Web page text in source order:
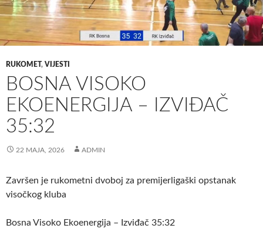
RUKOMET, VIJESTI
BOSNA VISOKO
EKOENERGIJA – IZVIĐAČ
35:32
22 MAJA, 2026 ADMIN
Završen je rukometni dvoboj za premijerligaški opstanak
visočkog kluba
Bosna Visoko Ekoenergija – Izviđač 35:32